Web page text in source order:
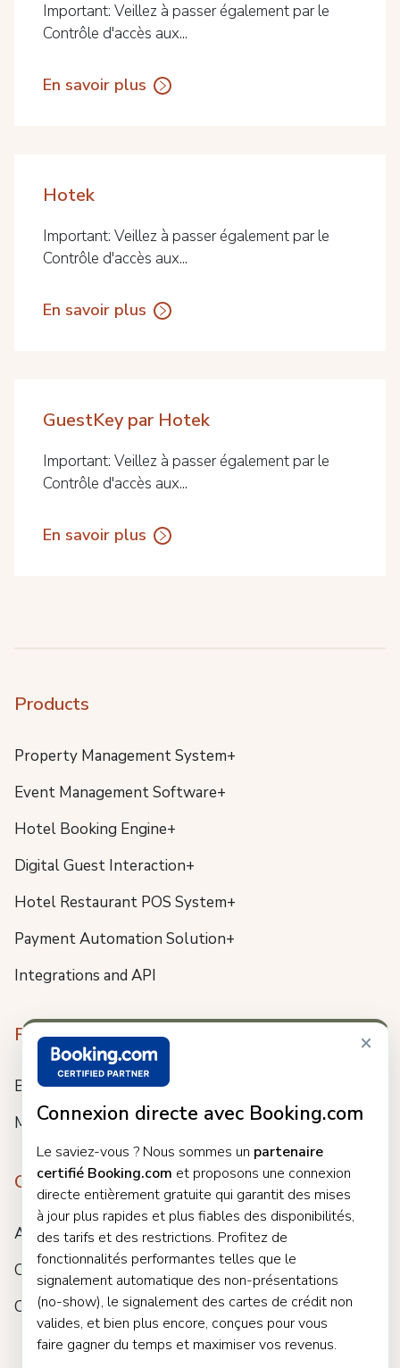
×
Connexion directe avec Booking.com
Le saviez-vous ? Nous sommes un partenaire
certifié Booking.com et proposons une connexion
directe entièrement gratuite qui garantit des mises
à jour plus rapides et plus fiables des disponibilités,
des tarifs et des restrictions. Profitez de
fonctionnalités performantes telles que le
signalement automatique des non-présentations
(no-show), le signalement des cartes de crédit non
valides, et bien plus encore, conçues pour vous
faire gagner du temps et maximiser vos revenus.
Important: Veillez à passer également par le
Contrôle d'accès aux...
En savoir plus
Hotek
Important: Veillez à passer également par le
Contrôle d'accès aux...
En savoir plus
GuestKey par Hotek
Important: Veillez à passer également par le
Contrôle d'accès aux...
En savoir plus
Products
Property Management System+
Event Management Software+
Hotel Booking Engine+
Digital Guest Interaction+
Hotel Restaurant POS System+
Payment Automation Solution+
Integrations and API
Resources
Blog
Meet us
Company
About
Careers
Customers